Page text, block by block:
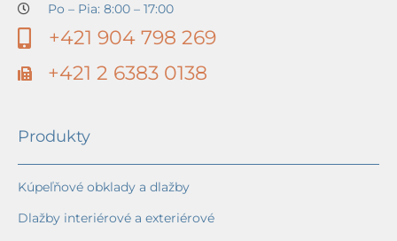
Po – Pia: 8:00 – 17:00
+421 904 798 269
+421 2 6383 0138
Produkty
Kúpeľňové obklady a dlažby
Dlažby interiérové a exteriérové